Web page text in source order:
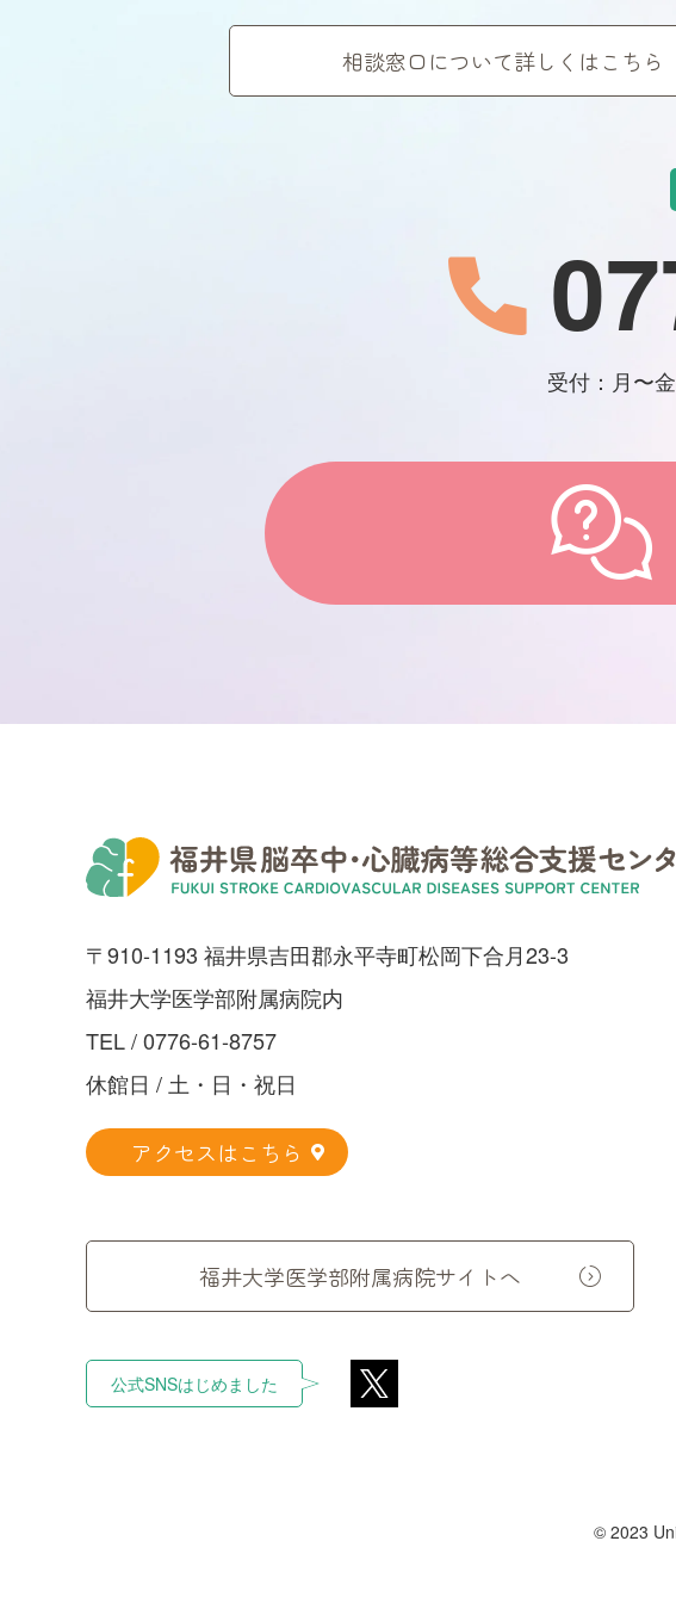
相談窓口について詳しくはこちら
受付：月〜
〒910-1193 福井県吉田郡永平寺町松岡下合月23-3
福井大学医学部附属病院内
TEL /0776-61-8757
休館日 / 土・日・祝日
アクセスはこちら
福井大学医学部附属病院サイトへ
公式SNSはじめました
© 2023